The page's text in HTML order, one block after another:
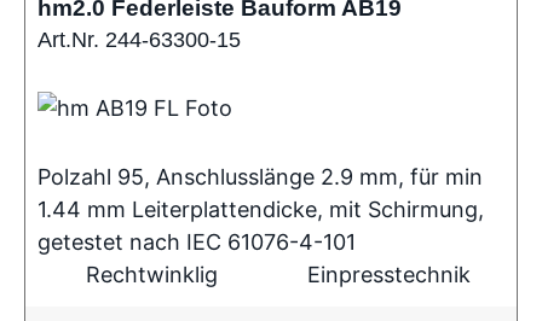
hm2.0 Federleiste Bauform AB19
Art.Nr. 244-63300-15
Polzahl 95, Anschlusslänge 2.9 mm, für min
1.44 mm Leiterplattendicke, mit Schirmung,
getestet nach IEC 61076-4-101
Rechtwinklig
Einpresstechnik